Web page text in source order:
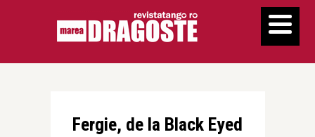
Fergie, de la Black Eyed